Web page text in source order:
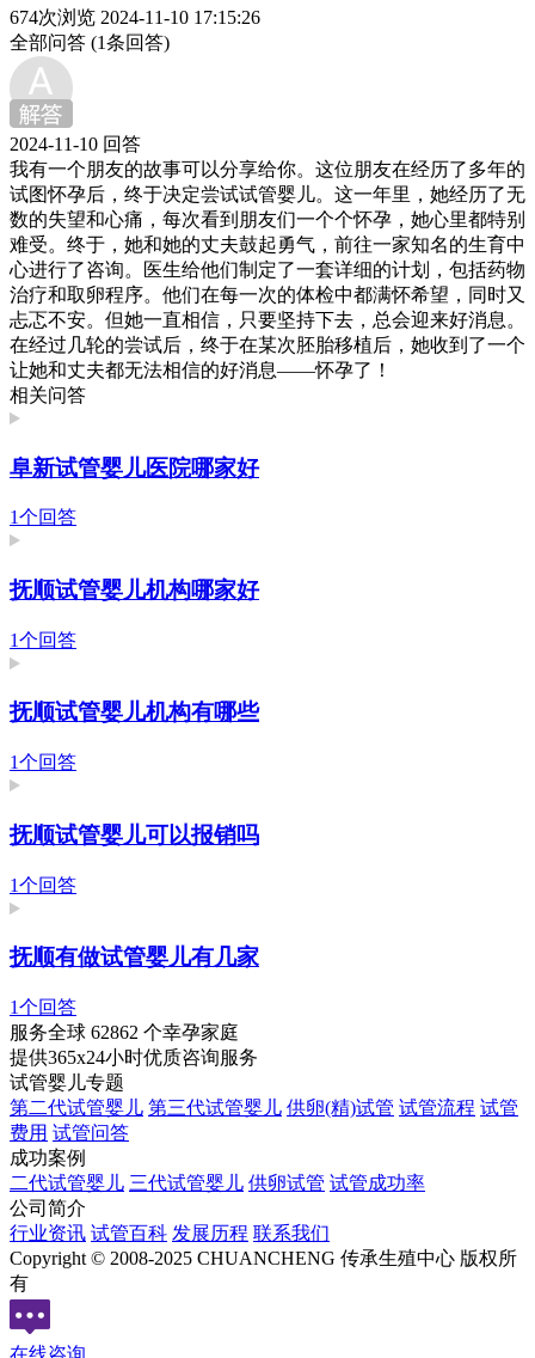
674次浏览 2024-11-10 17:15:26
全部问答 (1条回答)
2024-11-10 回答
我有一个朋友的故事可以分享给你。这位朋友在经历了多年的
试图怀孕后，终于决定尝试试管婴儿。这一年里，她经历了无
数的失望和心痛，每次看到朋友们一个个怀孕，她心里都特别
难受。终于，她和她的丈夫鼓起勇气，前往一家知名的生育中
心进行了咨询。医生给他们制定了一套详细的计划，包括药物
治疗和取卵程序。他们在每一次的体检中都满怀希望，同时又
忐忑不安。但她一直相信，只要坚持下去，总会迎来好消息。
在经过几轮的尝试后，终于在某次胚胎移植后，她收到了一个
让她和丈夫都无法相信的好消息——怀孕了！
相关问答
阜新试管婴儿医院哪家好
1个回答
抚顺试管婴儿机构哪家好
1个回答
抚顺试管婴儿机构有哪些
1个回答
抚顺试管婴儿可以报销吗
1个回答
抚顺有做试管婴儿有几家
1个回答
服务全球 62862 个幸孕家庭
提供365x24小时优质咨询服务
试管婴儿专题
第二代试管婴儿 第三代试管婴儿 供卵(精)试管 试管流程 试管
费用 试管问答
成功案例
二代试管婴儿 三代试管婴儿 供卵试管 试管成功率
公司简介
行业资讯 试管百科 发展历程 联系我们
Copyright © 2008-2025 CHUANCHENG 传承生殖中心 版权所
有
在线咨询